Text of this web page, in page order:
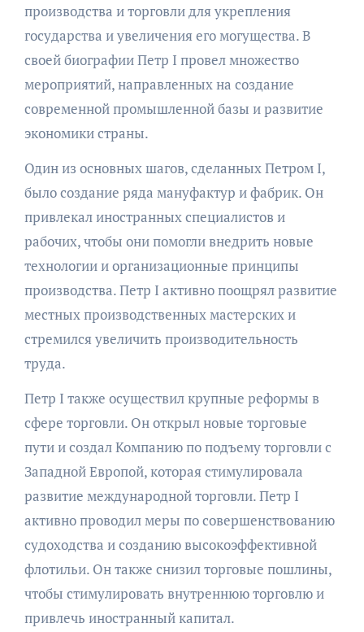
производства и торговли для укрепления
государства и увеличения его могущества. В
своей биографии Петр I провел множество
мероприятий, направленных на создание
современной промышленной базы и развитие
экономики страны.
Один из основных шагов, сделанных Петром I,
было создание ряда мануфактур и фабрик. Он
привлекал иностранных специалистов и
рабочих, чтобы они помогли внедрить новые
технологии и организационные принципы
производства. Петр I активно поощрял развитие
местных производственных мастерских и
стремился увеличить производительность
труда.
Петр I также осуществил крупные реформы в
сфере торговли. Он открыл новые торговые
пути и создал Компанию по подъему торговли с
Западной Европой, которая стимулировала
развитие международной торговли. Петр I
активно проводил меры по совершенствованию
судоходства и созданию высокоэффективной
флотильи. Он также снизил торговые пошлины,
чтобы стимулировать внутреннюю торговлю и
привлечь иностранный капитал.